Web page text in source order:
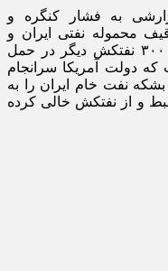
به فشار کنگره و
محموله نفتی ایران و
ادعای این گروه مبنی بر نقش داشتن ۳۰۰ نفتکش دیگر در حمل
دولت آمریکا سرانجام
نفت خام ایران را به
و از نفتکش خالی کرده